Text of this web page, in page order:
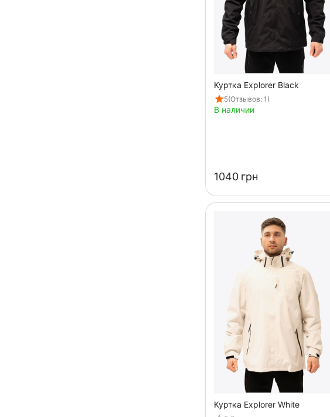
Куртка Explorer Black
5(Отзывов: 1)
В наличии
‍1040‍ грн
Куртка Explorer White